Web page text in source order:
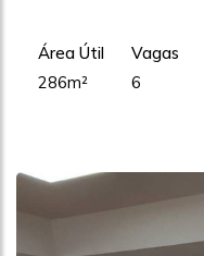
Área Útil
286m²
Vagas
6